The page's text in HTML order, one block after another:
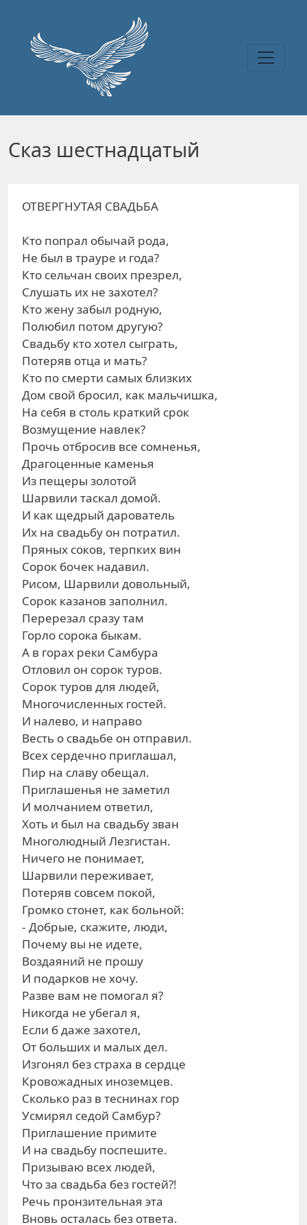
Сказ шестнадцатый
ОТВЕРГНУТАЯ СВАДЬБА
Кто попрал обычай рода,
Не был в трауре и года?
Кто сельчан своих презрел,
Слушать их не захотел?
Кто жену забыл родную,
Полюбил потом другую?
Свадьбу кто хотел сыграть,
Потеряв отца и мать?
Кто по смерти самых близких
Дом свой бросил, как мальчишка,
На себя в столь краткий срок
Возмущение навлек?
Прочь отбросив все сомненья,
Драгоценные каменья
Из пещеры золотой
Шарвили таскал домой.
И как щедрый дарователь
Их на свадьбу он потратил.
Пряных соков, терпких вин
Сорок бочек надавил.
Рисом, Шарвили довольный,
Сорок казанов заполнил.
Перерезал сразу там
Горло сорока быкам.
А в горах реки Самбура
Отловил он сорок туров.
Сорок туров для людей,
Многочисленных гостей.
И налево, и направо
Весть о свадьбе он отправил.
Всех сердечно приглашал,
Пир на славу обещал.
Приглашенья не заметил
И молчанием ответил,
Хоть и был на свадьбу зван
Многолюдный Лезгистан.
Ничего не понимает,
Шарвили переживает,
Потеряв совсем покой,
Громко стонет, как больной:
- Добрые, скажите, люди,
Почему вы не идете,
Воздаяний не прошу
И подарков не хочу.
Разве вам не помогал я?
Никогда не убегал я,
Если б даже захотел,
От больших и малых дел.
Изгонял без страха в сердце
Кровожадных иноземцев.
Сколько раз в теснинах гор
Усмирял седой Самбур?
Приглашение примите
И на свадьбу поспешите.
Призываю всех людей,
Что за свадьба без гостей?!
Речь пронзительная эта
Вновь осталась без ответа.